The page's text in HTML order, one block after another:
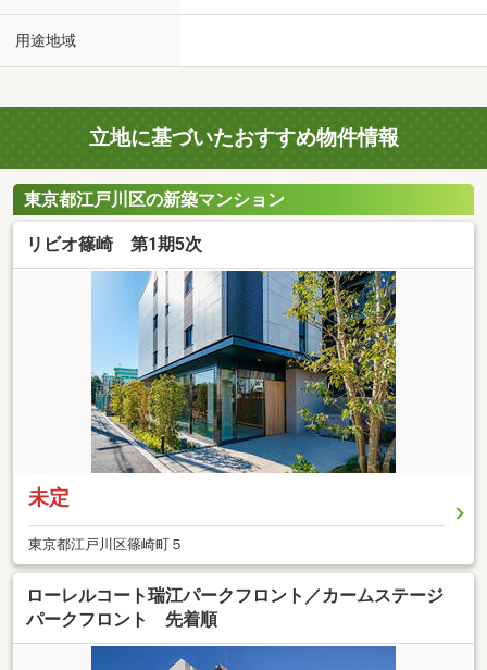
用途地域
立地に基づいたおすすめ物件情報
東京都江戸川区の新築マンション
リビオ篠崎 第1期5次
未定
東京都江戸川区篠崎町５
ローレルコート瑞江パークフロント／カームステージ
パークフロント 先着順